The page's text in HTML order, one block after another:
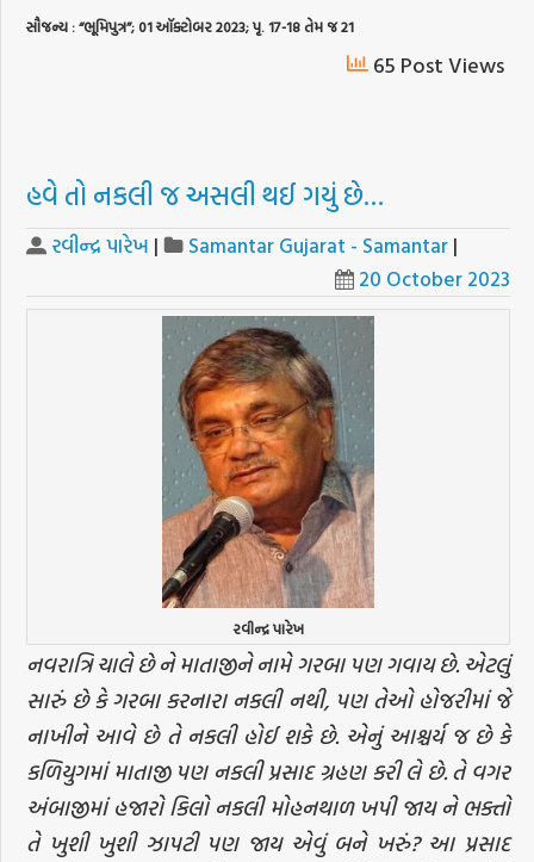
સૌજન્ય : “ભૂમિપુત્ર”; 01 ઑક્ટોબર 2023; પૃ. 17-18 તેમ જ 21
65 Post Views
હવે તો નકલી જ અસલી થઈ ગયું છે…
રવીન્દ્ર પારેખ | Samantar Gujarat - Samantar |
20 October 2023
રવીન્દ્ર પારેખ
નવરાત્રિ ચાલે છે ને માતાજીને નામે ગરબા પણ ગવાય છે. એટલું
સારું છે કે ગરબા કરનારા નકલી નથી, પણ તેઓ હોજરીમાં જે
નાખીને આવે છે તે નકલી હોઈ શકે છે. એનું આશ્ચર્ય જ છે કે
કળિયુગમાં માતાજી પણ નકલી પ્રસાદ ગ્રહણ કરી લે છે. તે વગર
અંબાજીમાં હજારો કિલો નકલી મોહનથાળ ખપી જાય ને ભક્તો
તે ખુશી ખુશી ઝાપટી પણ જાય એવું બને ખરું? આ પ્રસાદ